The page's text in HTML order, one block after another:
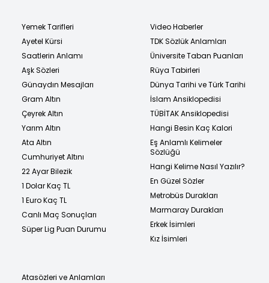
Yemek Tarifleri
Ayetel Kürsi
Saatlerin Anlamı
Aşk Sözleri
Günaydın Mesajları
Gram Altın
Çeyrek Altın
Yarım Altın
Ata Altın
Cumhuriyet Altını
22 Ayar Bilezik
1 Dolar Kaç TL
1 Euro Kaç TL
Canlı Maç Sonuçları
Süper Lig Puan Durumu
Video Haberler
TDK Sözlük Anlamları
Üniversite Taban Puanları
Rüya Tabirleri
Dünya Tarihi ve Türk Tarihi
İslam Ansiklopedisi
TÜBİTAK Ansiklopedisi
Hangi Besin Kaç Kalori
Eş Anlamlı Kelimeler
Sözlüğü
Hangi Kelime Nasıl Yazılır?
En Güzel Sözler
Metrobüs Durakları
Marmaray Durakları
Erkek İsimleri
Kız İsimleri
Atasözleri ve Anlamları